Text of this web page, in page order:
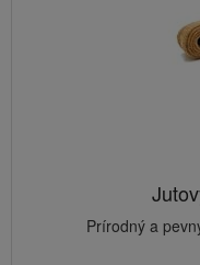
Prírodný a